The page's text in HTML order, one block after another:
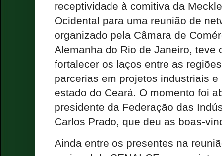
receptividade à comitiva da
Ocidental para uma reunião de
organizado pela Câmara de
Alemanha do Rio de Janeiro, teve
fortalecer os laços entre as
parcerias em projetos industriais
estado do Ceará. O momento foi
presidente da Federação das
Carlos Prado, que deu as boas-
Ainda entre os presentes na